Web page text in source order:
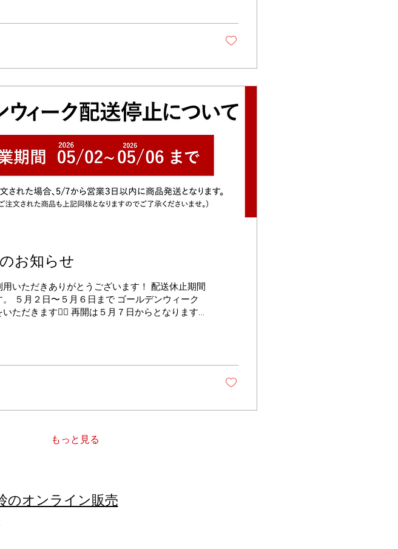
ほどよろしくお願いいたします。 暑い日が続い
ぞお身体にお気をつけてお過ごしください😊 お
ろしくお願いいたします🥟
お知らせ
いただきありがとうございます！ 配送休止期間
５月２日〜５月６日まで ゴールデンウィーク
ただきます🙇‍♀️ 再開は５月７日からとなります
もっと見る
オンライン販売